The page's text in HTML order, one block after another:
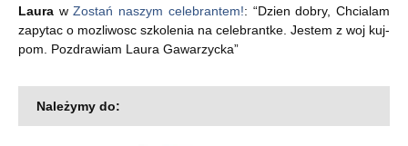
Laura wZostań naszym celebrantem!: “Dzien dobry, Chcialam
zapytac o mozliwosc szkolenia na celebrantke. Jestem z woj kuj-
pom. Pozdrawiam Laura Gawarzycka”
Należymy do: